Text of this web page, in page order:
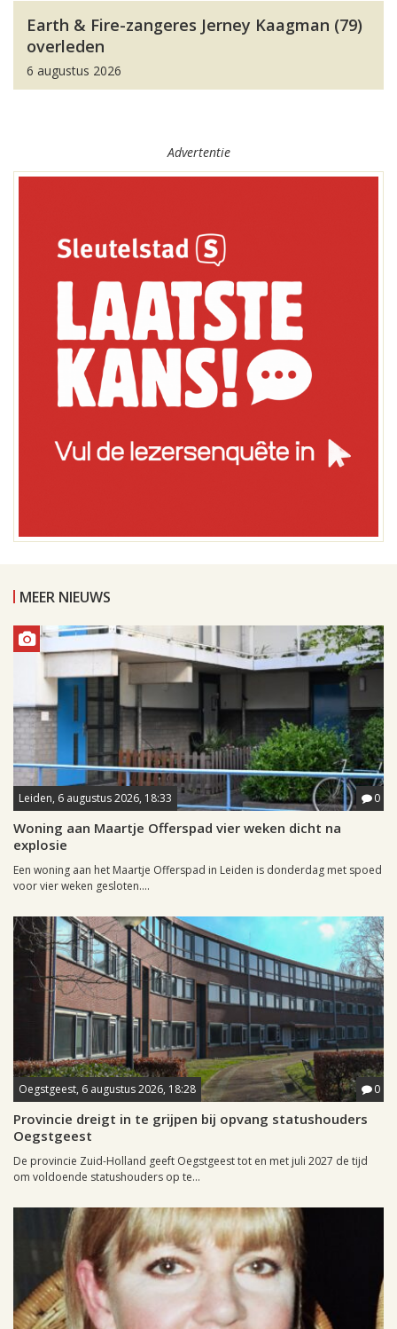
Earth & Fire-zangeres Jerney Kaagman (79)
overleden
6 augustus 2026
Advertentie
MEER NIEUWS
Leiden, 6 augustus 2026, 18:33 0
Woning aan Maartje Offerspad vier weken dicht na
explosie
Een woning aan het Maartje Offerspad in Leiden is donderdag met spoed
voor vier weken gesloten....
Oegstgeest, 6 augustus 2026, 18:28 0
Provincie dreigt in te grijpen bij opvang statushouders
Oegstgeest
De provincie Zuid-Holland geeft Oegstgeest tot en met juli 2027 de tijd
om voldoende statushouders op te...